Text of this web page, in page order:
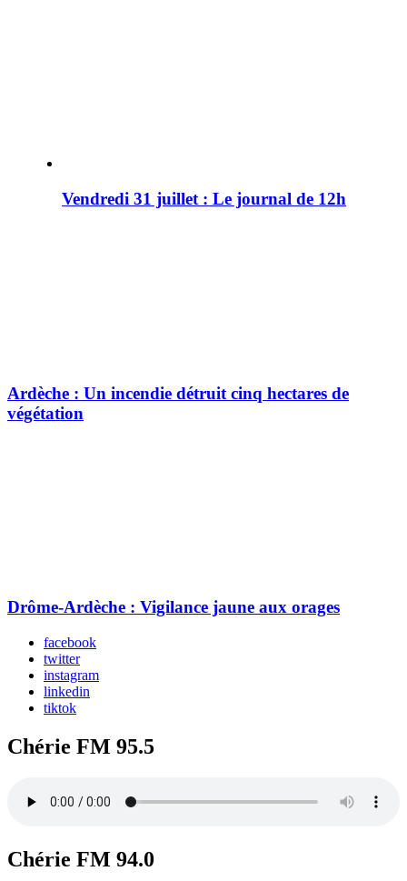
Vendredi 31 juillet : Le journal de 12h
Ardèche : Un incendie détruit cinq hectares de
végétation
Drôme-Ardèche : Vigilance jaune aux orages
facebook
twitter
instagram
linkedin
tiktok
Chérie FM 95.5
Chérie FM 94.0